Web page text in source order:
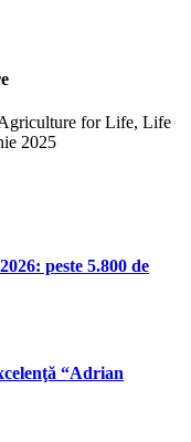
for Life, Life
2025
peste 5.800 de
“Adrian